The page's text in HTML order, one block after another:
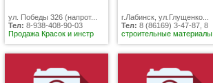
ул. Победы 326 (напрот...
Тел: 8-938-408-90-03
Продажа Красок и инстр
г.Лабинск, ул.Глущенко...
Тел: 8 (86169) 3-47-87, 8
строительные материалы